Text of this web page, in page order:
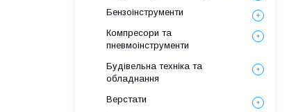
Бензоінструменти
Компресори та
пневмоінструменти
Будівельна техніка та
обладнання
Верстати